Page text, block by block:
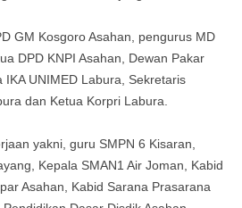
GM Kosgoro Asahan, pengurus MD
DPD KNPI Asahan, Dewan Pakar
IKA UNIMED Labura, Sekretaris
dan Ketua Korpri Labura.
yakni, guru SMPN 6 Kisaran,
Kepala SMAN1 Air Joman, Kabid
Asahan, Kabid Sarana Prasarana